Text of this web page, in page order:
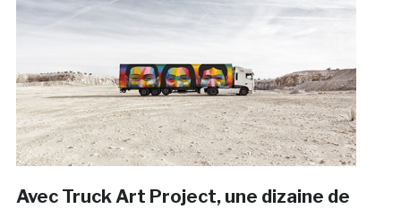
Avec Truck Art Project, une dizaine de